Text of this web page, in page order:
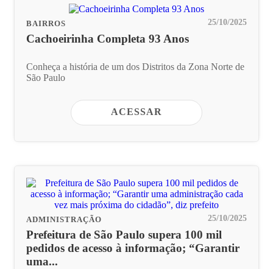
BAIRROS 25/10/2025
Cachoeirinha Completa 93 Anos
Conheça a história de um dos Distritos da Zona Norte de
São Paulo
ACESSAR
ADMINISTRAÇÃO 25/10/2025
Prefeitura de São Paulo supera 100 mil
pedidos de acesso à informação; “Garantir
uma...